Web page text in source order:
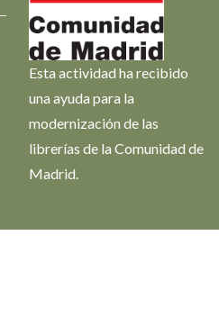
Esta actividad ha recibido
una ayuda para la
modernización de las
librerías de la Comunidad de
Madrid.